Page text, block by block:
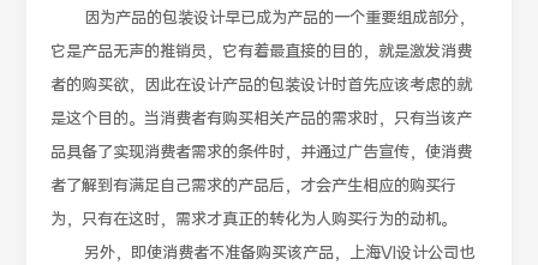
因为产品的包装设计早已成为产品的一个重要组成部分，
它是产品无声的推销员，它有着最直接的目的，就是激发消费
者的购买欲，因此在设计产品的包装设计时首先应该考虑的就
是这个目的。当消费者有购买相关产品的需求时，只有当该产
品具备了实现消费者需求的条件时，并通过广告宣传，使消费
者了解到有满足自己需求的产品后，才会产生相应的购买行
为，只有在这时，需求才真正的转化为人购买行为的动机。
另外，即使消费者不准备购买该产品，上海VI设计公司也